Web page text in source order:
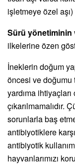
işletmeye özel aşı)
Sürü yönetiminin
ilkelerine özen
İneklerin doğum
öncesi ve
yardıma
çıkarılmamalıdır.
sorunlarla baş
antibiyotiklere
antibiyotik
hayvanlarımızı